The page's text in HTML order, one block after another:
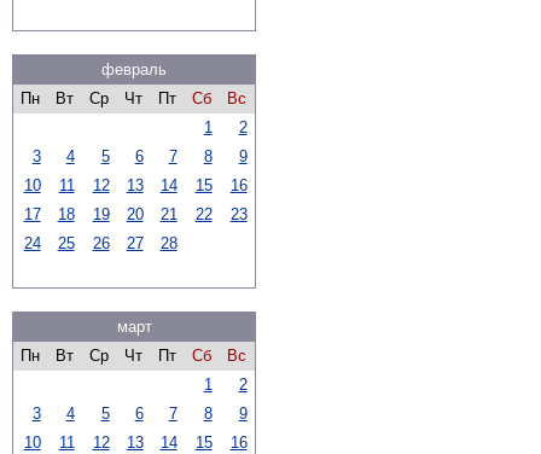
февраль
Пн
Вт Ср Чт Пт Сб
Вс
1
2
3
4 5 6 7 8
9
10
11 12 13 14 15
16
17
18 19 20 21 22
23
24
25 26 27 28
март
Пн
Вт Ср Чт Пт Сб
Вс
1
2
3
4 5 6 7 8
9
10
11 12 13 14 15
16